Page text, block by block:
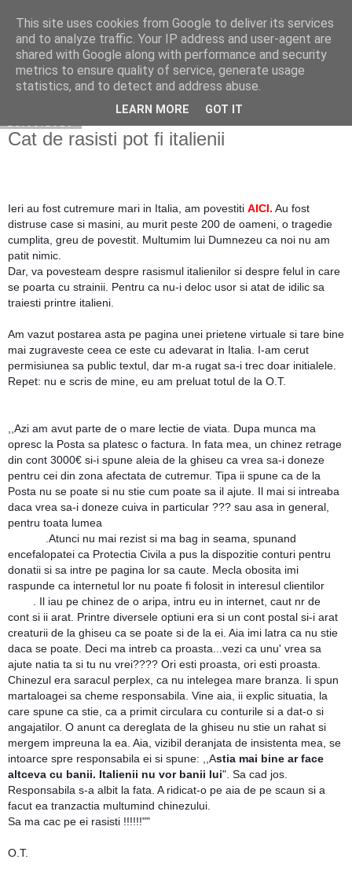
Cuibul cu vipere
Cat de rasisti pot fi italienii
Ieri au fost cutremure mari in Italia, am povestiti AICI. Au fost
distruse case si masini, au murit peste 200 de oameni, o tragedie
cumplita, greu de povestit. Multumim lui Dumnezeu ca noi nu am
patit nimic.
Dar, va povesteam despre rasismul italienilor si despre felul in care
se poarta cu strainii. Pentru ca nu-i deloc usor si atat de idilic sa
traiesti printre italieni.
Am vazut postarea asta pe pagina unei prietene virtuale si tare bine
mai zugraveste ceea ce este cu adevarat in Italia. I-am cerut
permisiunea sa public textul, dar m-a rugat sa-i trec doar initialele.
Repet: nu e scris de mine, eu am preluat totul de la O.T.
,,Azi am avut parte de o mare lectie de viata. Dupa munca ma
opresc la Posta sa platesc o factura. In fata mea, un chinez retrage
din cont 3000€ si-i spune aleia de la ghiseu ca vrea sa-i doneze
pentru cei din zona afectata de cutremur. Tipa ii spune ca de la
Posta nu se poate si nu stie cum poate sa il ajute. Il mai si intreaba
daca vrea sa-i doneze cuiva in particular ??? sau asa in general,
pentru toata lumea
.Atunci nu mai rezist si ma bag in seama, spunand
encefalopatei ca Protectia Civila a pus la dispozitie conturi pentru
donatii si sa intre pe pagina lor sa caute. Mecla obosita imi
raspunde ca internetul lor nu poate fi folosit in interesul clientilor
. Il iau pe chinez de o aripa, intru eu in internet, caut nr de
cont si ii arat. Printre diversele optiuni era si un cont postal si-i arat
creaturii de la ghiseu ca se poate si de la ei. Aia imi latra ca nu stie
daca se poate. Deci ma intreb ca proasta...vezi ca unu' vrea sa
ajute natia ta si tu nu vrei???? Ori esti proasta, ori esti proasta.
Chinezul era saracul perplex, ca nu intelegea mare branza. Ii spun
martaloagei sa cheme responsabila. Vine aia, ii explic situatia, la
care spune ca stie, ca a primit circulara cu conturile si a dat-o si
angajatilor. O anunt ca dereglata de la ghiseu nu stie un rahat si
mergem impreuna la ea. Aia, vizibil deranjata de insistenta mea, se
intoarce spre responsabila ei si spune: ,,Astia mai bine ar face
altceva cu banii. Italienii nu vor banii lui". Sa cad jos.
Responsabila s-a albit la fata. A ridicat-o pe aia de pe scaun si a
facut ea tranzactia multumind chinezului.
Sa ma cac pe ei rasisti !!!!!!""
O.T.
This site uses cookies from Google to deliver its services
and to analyze traffic. Your IP address and user-agent are
shared with Google along with performance and security
metrics to ensure quality of service, generate usage
statistics, and to detect and address abuse.
LEARN MORE GOT IT